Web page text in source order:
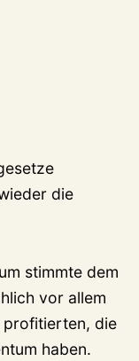
die
stimmte dem
vor allem
profitierten, die
haben.